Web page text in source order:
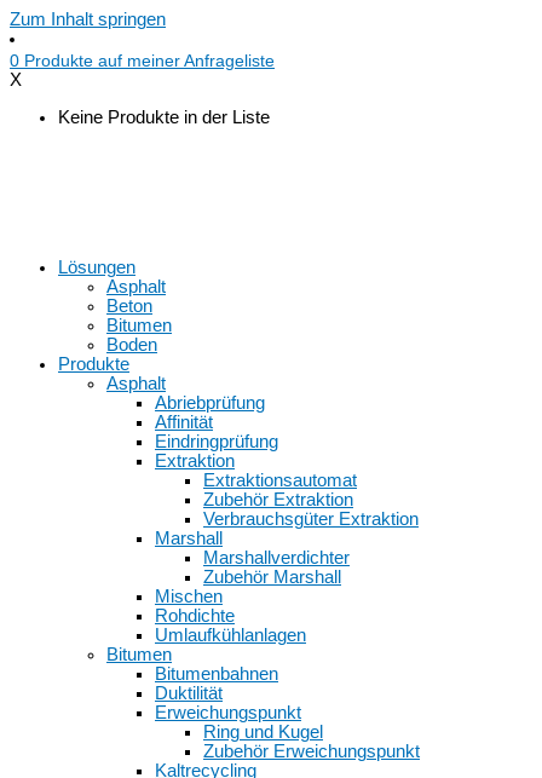
Zum Inhalt springen
0 Produkte auf meiner Anfrageliste
X
Keine Produkte in der Liste
Lösungen
Asphalt
Beton
Bitumen
Boden
Produkte
Asphalt
Abriebprüfung
Affinität
Eindringprüfung
Extraktion
Extraktionsautomat
Zubehör Extraktion
Verbrauchsgüter Extraktion
Marshall
Marshallverdichter
Zubehör Marshall
Mischen
Rohdichte
Umlaufkühlanlagen
Bitumen
Bitumenbahnen
Duktilität
Erweichungspunkt
Ring und Kugel
Zubehör Erweichungspunkt
Kaltrecycling